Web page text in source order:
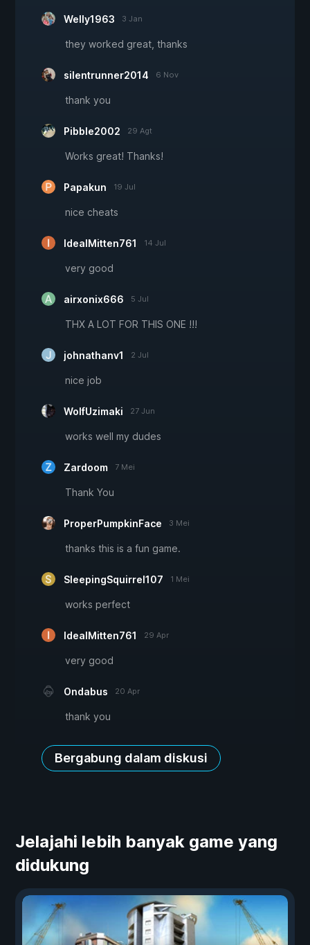
Welly1963 3 Jan
they worked great, thanks
silentrunner2014 6 Nov
thank you
Pibble2002 29 Agt
Works great! Thanks!
Papakun 19 Jul
nice cheats
IdealMitten761 14 Jul
very good
airxonix666 5 Jul
THX A LOT FOR THIS ONE !!!
johnathanv1 2 Jul
nice job
WolfUzimaki 27 Jun
works well my dudes
Zardoom 7 Mei
Thank You
ProperPumpkinFace 3 Mei
thanks this is a fun game.
SleepingSquirrel107 1 Mei
works perfect
IdealMitten761 29 Apr
very good
Ondabus 20 Apr
thank you
Bergabung dalam diskusi
Jelajahi lebih banyak game yang
didukung